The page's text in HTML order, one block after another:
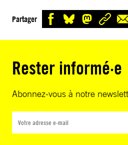
Partager
Rester informé·e
Abonnez-vous à notre